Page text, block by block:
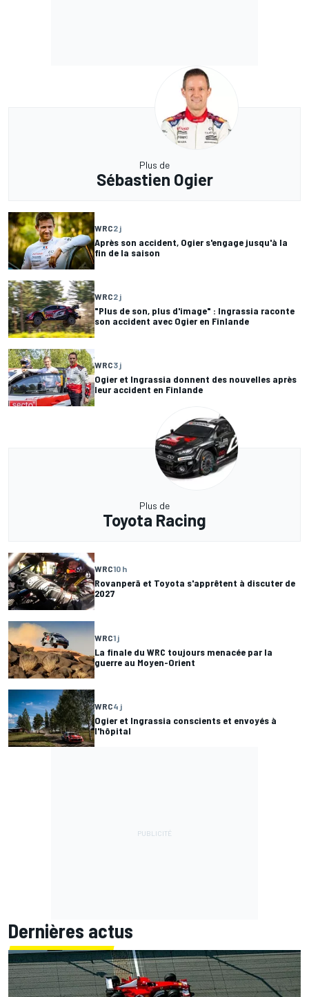
Plus de
Sébastien Ogier
WRC2 j
Après son accident, Ogier s'engage jusqu'à la
fin de la saison
WRC2 j
"Plus de son, plus d'image" : Ingrassia raconte
son accident avec Ogier en Finlande
WRC3 j
Ogier et Ingrassia donnent des nouvelles après
leur accident en Finlande
Plus de
Toyota Racing
WRC10 h
Rovanperä et Toyota s'apprêtent à discuter de
2027
WRC1 j
La finale du WRC toujours menacée par la
guerre au Moyen-Orient
WRC4 j
Ogier et Ingrassia conscients et envoyés à
l'hôpital
Dernières actus